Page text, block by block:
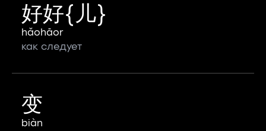
好好{儿}
hǎohāor
как следует
变
biàn